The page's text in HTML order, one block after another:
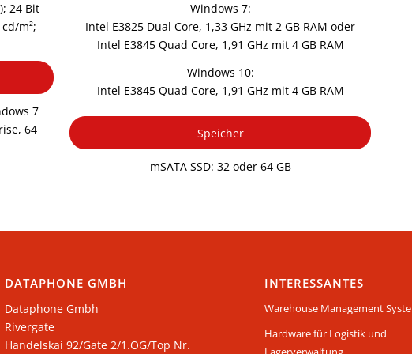
24 Bit
m²;
7
64
Windows 7:
Intel E3825 Dual Core, 1,33 GHz mit 2 GB RAM oder
Intel E3845 Quad Core, 1,91 GHz mit 4 GB RAM
Windows 10:
Intel E3845 Quad Core, 1,91 GHz mit 4 GB RAM
Speicher
mSATA SSD: 32 oder 64 GB
DATAPHONE GMBH
Dataphone Gmbh
Rivergate
​Handelskai 92/Gate 2/1.OG/Top Nr.
INTERESSANTES
Warehouse Management
Hardware für Logistik und